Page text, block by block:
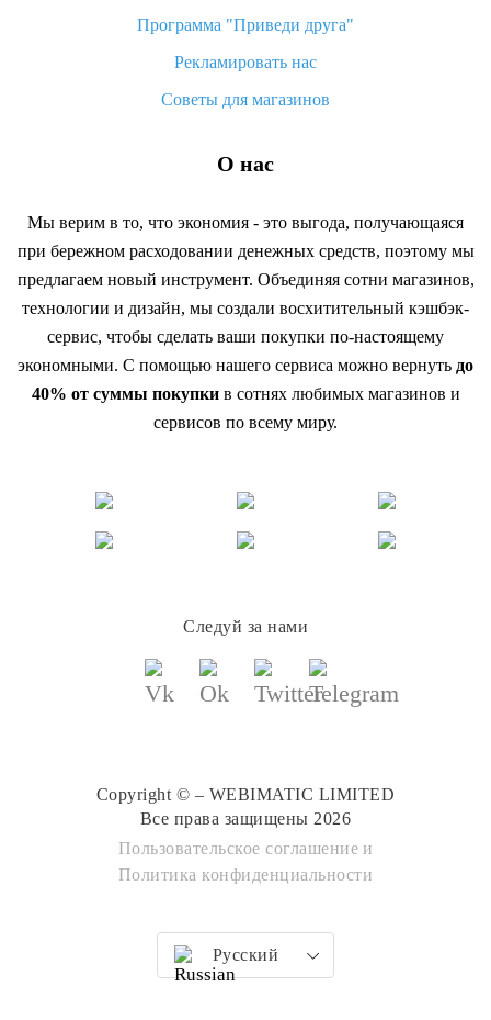
Программа "Приведи друга"
Рекламировать нас
Советы для магазинов
О нас
Мы верим в то, что экономия - это выгода, получающаяся
при бережном расходовании денежных средств, поэтому мы
предлагаем новый инструмент. Объединяя сотни магазинов,
технологии и дизайн, мы создали восхитительный кэшбэк-
сервис, чтобы сделать ваши покупки по-настоящему
экономными. С помощью нашего сервиса можно вернуть до
40% от суммы покупкив сотнях любимых магазинов и
сервисов по всему миру.
Следуй за нами
Copyright © – WEBIMATIC LIMITED
Все права защищены 2026
Пользовательское соглашение и
Политика конфиденциальности
Русский